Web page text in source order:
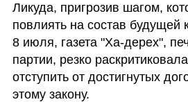
Ликуда, пригрозив шагом,
повлиять на состав будущей
8 июля, газета "Ха-дерех",
партии, резко
отступить от достигнутых
этому закону.